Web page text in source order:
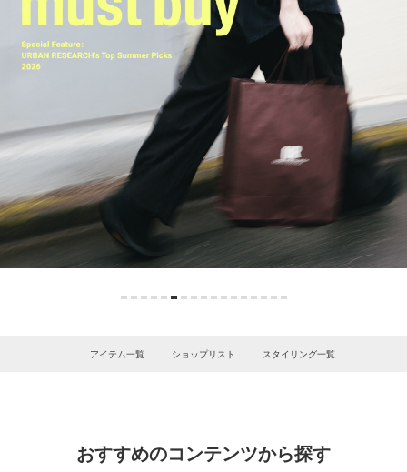
アイテム一覧 ショップリスト スタイリング一覧
おすすめのコンテンツから探す